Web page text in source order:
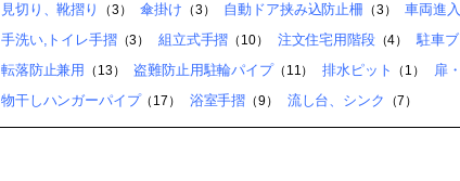
見切り、靴摺り
（3） 傘掛け （3） 自動ドア挟み込防止柵 （3）
車両進
手洗い,トイレ手摺（3） 組立式手摺 （10） 注文住宅用階段（4）
駐車
転落防止兼用
（13） 盗難防止用駐輪パイプ（11） 排水ピット （1）
扉
物干しハンガーパイプ（17） 浴室手摺 （9） 流し台、シンク （7）